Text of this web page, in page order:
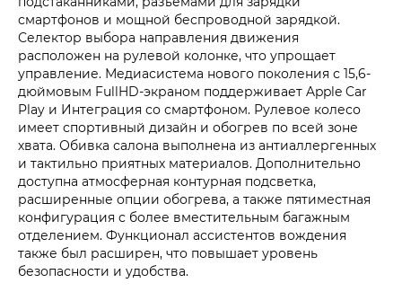
смартфонов и мощной беспроводной зарядкой.
Селектор выбора направления движения
расположен на рулевой колонке, что упрощает
управление. Медиасистема нового поколения с 15,6-
дюймовым FullHD-экраном поддерживает Apple Car
Play и Интеграция со смартфоном. Рулевое колесо
имеет спортивный дизайн и обогрев по всей зоне
хвата. Обивка салона выполнена из антиаллергенных
и тактильно приятных материалов. Дополнительно
доступна атмосферная контурная подсветка,
расширенные опции обогрева, а также пятиместная
конфигурация с более вместительным багажным
отделением. Функционал ассистентов вождения
также был расширен, что повышает уровень
безопасности и удобства.